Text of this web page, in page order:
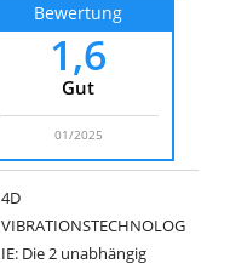
Bewertung
1,6
Gut
01/2025
4D
VIBRATIONSTECHNOLOG
IE: Die 2 unabhängig